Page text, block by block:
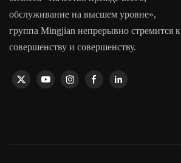
обслуживание на высшем уровне»,
группа Mingjian непрерывно стремится к
совершенству и совершенству.